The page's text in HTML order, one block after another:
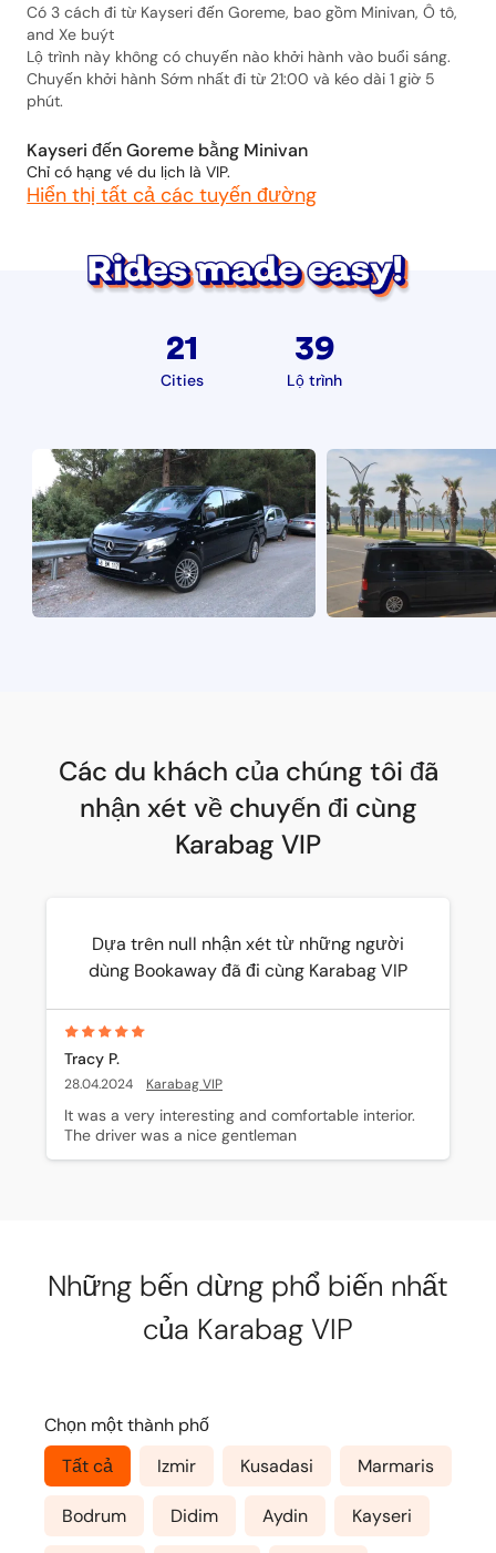
Có 3 cách đi từ Kayseri đến Goreme, bao gồm Minivan, Ô tô,
and Xe buýt
Lộ trình này không có chuyến nào khởi hành vào buổi sáng.
Chuyến khởi hành Sớm nhất đi từ 21:00 và kéo dài 1 giờ 5
phút.
Kayseri đến Goreme bằng Minivan
Chỉ có hạng vé du lịch là VIP.
Hiển thị tất cả các tuyến đường
21
Cities
39
Lộ trình
Các du khách của chúng tôi đã
nhận xét về chuyến đi cùng
Karabag VIP
Dựa trên null nhận xét từ những người
dùng Bookaway đã đi cùng Karabag VIP
Tracy P.
28.04.2024 Karabag VIP
It was a very interesting and comfortable interior.
The driver was a nice gentleman
Những bến dừng phổ biến nhất
của Karabag VIP
Chọn một thành phố
Tất cả
Izmir Kusadasi Marmaris
Bodrum Didim Aydin Kayseri